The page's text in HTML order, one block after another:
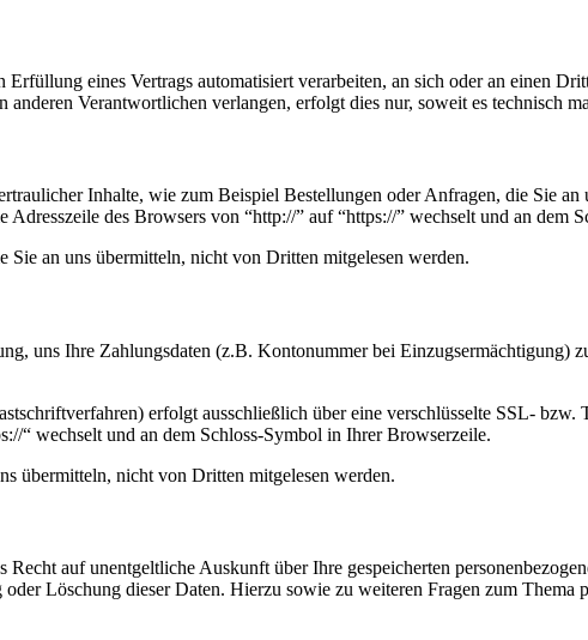
eines Vertrags automatisiert verarbeiten, an sich oder an einen
Verantwortlichen verlangen, erfolgt dies nur, soweit es technisch
Inhalte, wie zum Beispiel Bestellungen oder Anfragen, die Sie
Adresszeile des Browsers von “http://” auf “https://” wechselt und an dem
an uns übermitteln, nicht von Dritten mitgelesen werden.
uns Ihre Zahlungsdaten (z.B. Kontonummer bei Einzugsermächtigung)
erfolgt ausschließlich über eine verschlüsselte SSL-
“ wechselt und an dem Schloss-Symbol in Ihrer Browserzeile.
übermitteln, nicht von Dritten mitgelesen werden.
auf unentgeltliche Auskunft über Ihre gespeicherten
Löschung dieser Daten. Hierzu sowie zu weiteren Fragen zum Thema